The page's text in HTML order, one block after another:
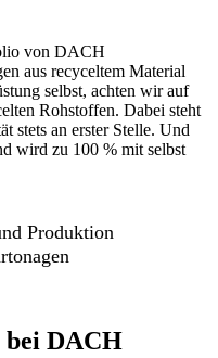
von DACH
aus recyceltem Material
selbst, achten wir auf
Rohstoffen. Dabei steht
stets an erster Stelle. Und
wird zu 100 % mit selbst
Produktion
bei DACH